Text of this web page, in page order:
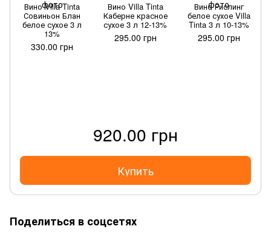
Вино Villa Tinta
Совиньон Блан
белое сухое 3 л
13%
330.00 грн
Вино Villa Tinta
Каберне красное
сухое 3 л 12-13%
295.00 грн
Вино Рислинг
белое сухое Villa
Tinta 3 л 10-13%
295.00 грн
920.00 грн
Купить
Поделиться в соцсетях